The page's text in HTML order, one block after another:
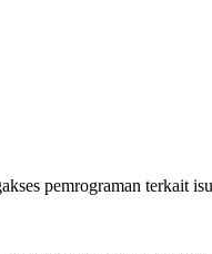
pemrograman terkait